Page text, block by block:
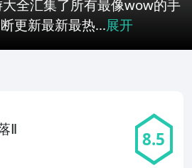
全汇集了所有最像wow的手
更新最新最热...展开
Ⅱ 8.5